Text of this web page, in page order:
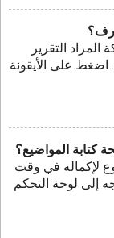
التقرير
اضغط على الأيقونة
كتابة المواضيع؟
لإكماله في وقت
إلى لوحة التحكم